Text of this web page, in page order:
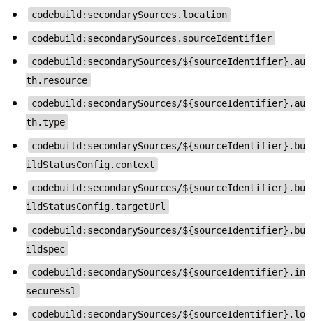
codebuild:secondarySources.location
codebuild:secondarySources.sourceIdentifier
codebuild:secondarySources/${sourceIdentifier}.au
th.resource
codebuild:secondarySources/${sourceIdentifier}.au
th.type
codebuild:secondarySources/${sourceIdentifier}.bu
ildStatusConfig.context
codebuild:secondarySources/${sourceIdentifier}.bu
ildStatusConfig.targetUrl
codebuild:secondarySources/${sourceIdentifier}.bu
ildspec
codebuild:secondarySources/${sourceIdentifier}.in
secureSsl
codebuild:secondarySources/${sourceIdentifier}.lo